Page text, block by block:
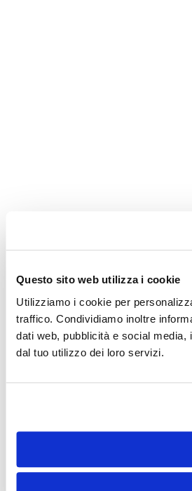
Questo sito web utilizza i cookie
Utilizziamo i cookie per
traffico. Condividiamo inoltre
dati web, pubblicità e social
dal tuo utilizzo dei loro servizi.